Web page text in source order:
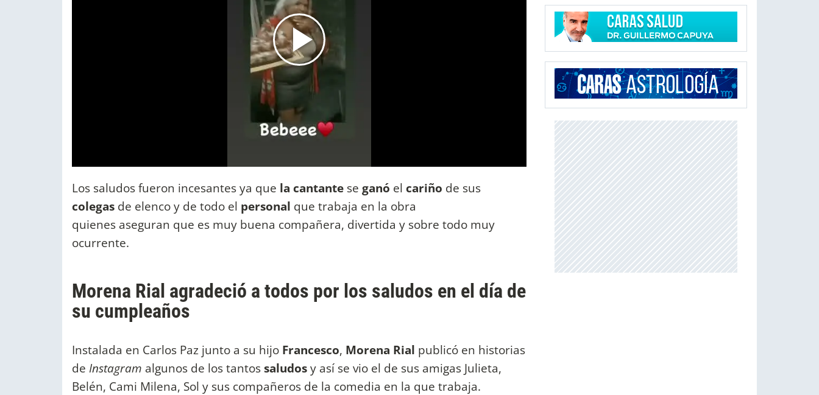
Los saludos fueron incesantes ya que la cantante se ganó el cariño de sus
colegas de elenco y de todo el personal que trabaja en la obra
quienes aseguran que es muy buena compañera, divertida y sobre todo muy
ocurrente.
Morena Rial agradeció a todos por los saludos en el día de
su cumpleaños
Instalada en Carlos Paz junto a su hijo Francesco, Morena Rial publicó en historias
de Instagram algunos de los tantossaludosy así se vio el de sus amigas Julieta,
Belén, Cami Milena, Sol y sus compañeros de la comedia en la que trabaja.